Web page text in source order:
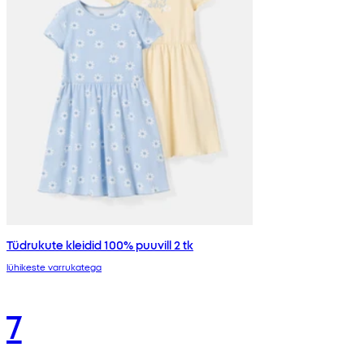
Tüdrukute kleidid 100% puuvill 2 tk
lühikeste varrukatega
7